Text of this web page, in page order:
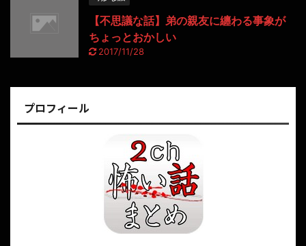
【不思議な話】弟の親友に纏わる事象が
ちょっとおかしい
2017/11/28
プロフィール